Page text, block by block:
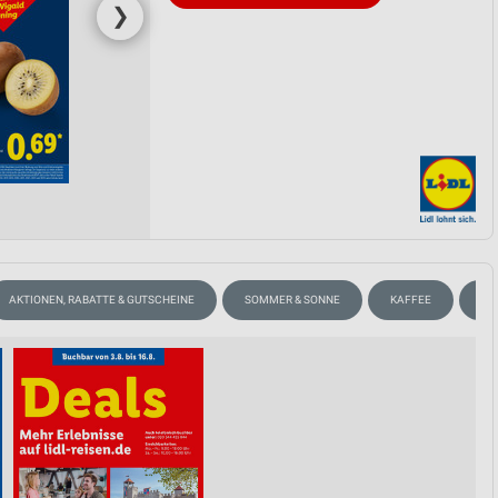
❯
AKTIONEN, RABATTE & GUTSCHEINE SOMMER & SONNE KAFFEE